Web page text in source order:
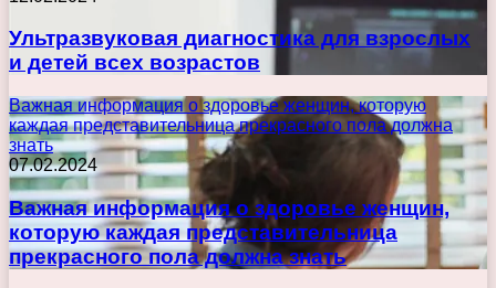
Ультразвуковая диагностика для взрослых
и детей всех возрастов
Важная информация о здоровье женщин, которую
каждая представительница прекрасного пола должна
знать
07.02.2024
Важная информация о здоровье женщин,
которую каждая представительница
прекрасного пола должна знать